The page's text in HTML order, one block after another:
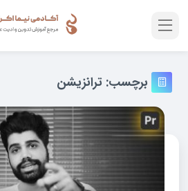
برچسب: ترانزیشن